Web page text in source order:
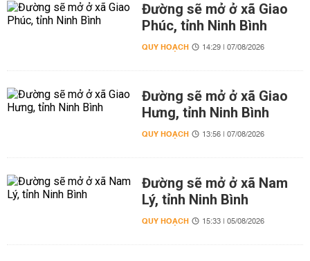
Đường sẽ mở ở xã Giao
Phúc, tỉnh Ninh Bình
QUY HOẠCH 14:29 | 07/08/2026
Đường sẽ mở ở xã Giao
Hưng, tỉnh Ninh Bình
QUY HOẠCH 13:56 | 07/08/2026
Đường sẽ mở ở xã Nam
Lý, tỉnh Ninh Bình
QUY HOẠCH 15:33 | 05/08/2026